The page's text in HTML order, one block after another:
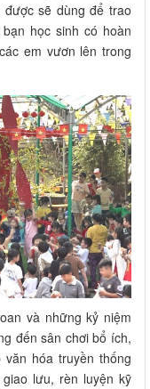
sẽ dùng để trao
học sinh có hoàn
em vươn lên trong
và những kỷ niệm
đến sân chơi bổ ích,
hóa truyền thống
lưu, rèn luyện kỹ